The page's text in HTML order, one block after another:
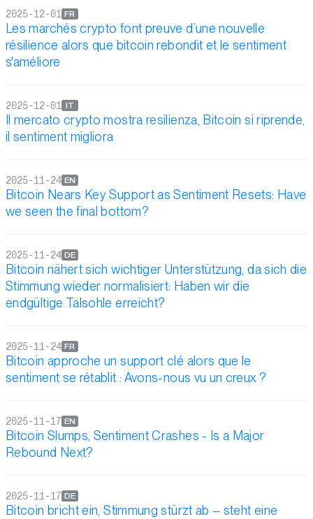
Les marchés crypto font preuve d’une nouvelle
résilience alors que bitcoin rebondit et le sentiment
s'améliore
FR
2025-12-01
Il mercato crypto mostra resilienza, Bitcoin si riprende,
il sentiment migliora
IT
2025-12-01
Bitcoin Nears Key Support as Sentiment Resets: Have
we seen the final bottom?
EN
2025-11-24
Bitcoin nähert sich wichtiger Unterstützung, da sich die
Stimmung wieder normalisiert: Haben wir die
endgültige Talsohle erreicht?
DE
2025-11-24
Bitcoin approche un support clé alors que le
sentiment se rétablit : Avons-nous vu un creux ?
FR
2025-11-24
Bitcoin Slumps, Sentiment Crashes - Is a Major
Rebound Next?
EN
2025-11-17
Bitcoin bricht ein, Stimmung stürzt ab – steht eine
DE
2025-11-17